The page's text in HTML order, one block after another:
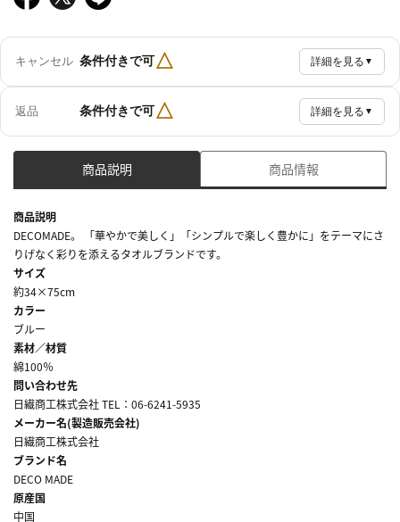
キャンセル 条件付きで可△ 詳細を見る ▼
返品 条件付きで可△ 詳細を見る ▼
商品説明 商品情報
商品説明
DECOMADE。 「華やかで美しく」「シンプルで楽しく豊かに」をテーマにさ
りげなく彩りを添えるタオルブランドです。
サイズ
約34×75cm
カラー
ブルー
素材／材質
綿100％
問い合わせ先
日繊商工株式会社 TEL：06-6241-5935
メーカー名(製造販売会社)
日繊商工株式会社
ブランド名
DECO MADE
原産国
中国